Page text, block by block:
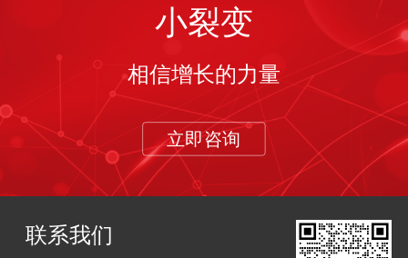
小裂变
相信增长的力量
立即咨询
联系我们